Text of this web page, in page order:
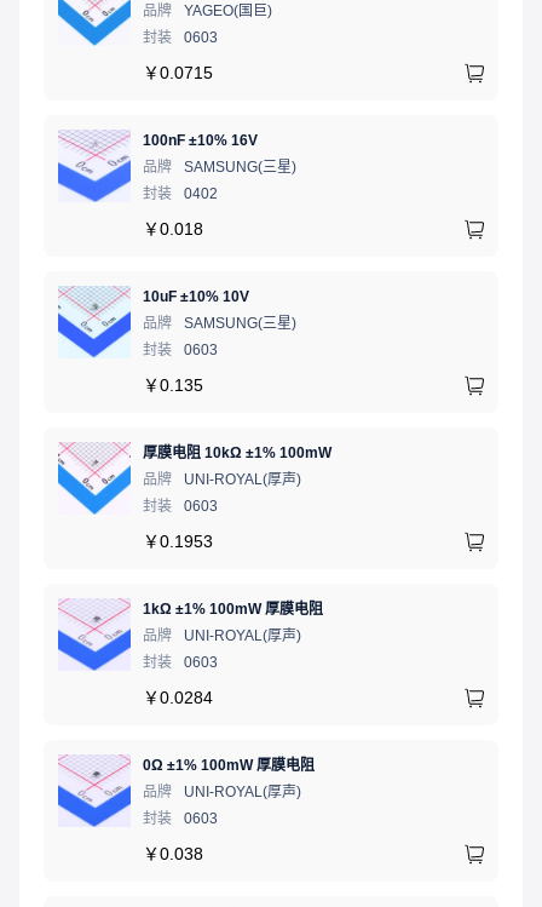
品牌
YAGEO(国巨)
封装
0603
￥0.0715
100nF ±10% 16V
品牌
SAMSUNG(三星)
封装
0402
￥0.018
10uF ±10% 10V
品牌
SAMSUNG(三星)
封装
0603
￥0.135
厚膜电阻 10kΩ ±1% 100mW
品牌
UNI-ROYAL(厚声)
封装
0603
￥0.1953
1kΩ ±1% 100mW 厚膜电阻
品牌
UNI-ROYAL(厚声)
封装
0603
￥0.0284
0Ω ±1% 100mW 厚膜电阻
品牌
UNI-ROYAL(厚声)
封装
0603
￥0.038